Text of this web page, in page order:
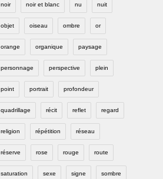
noir noir et blanc nu nuit
objet oiseau ombre or
orange organique paysage
personnage perspective plein
point portrait profondeur
quadrillage récit reflet regard
religion répétition réseau
réserve rose rouge route
saturation sexe signe sombre